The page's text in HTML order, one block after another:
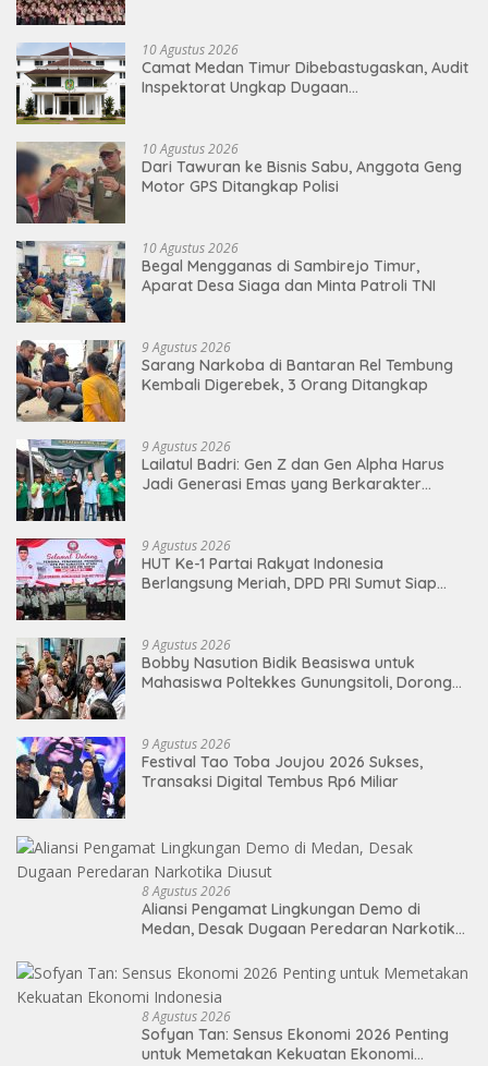
10 Agustus 2026
Camat Medan Timur Dibebastugaskan, Audit
Inspektorat Ungkap Dugaan
10 Agustus 2026
Dari Tawuran ke Bisnis Sabu, Anggota Geng
Motor GPS Ditangkap Polisi
10 Agustus 2026
Begal Mengganas di Sambirejo Timur,
Aparat Desa Siaga dan Minta Patroli TNI
9 Agustus 2026
Sarang Narkoba di Bantaran Rel Tembung
Kembali Digerebek, 3 Orang Ditangkap
9 Agustus 2026
Lailatul Badri: Gen Z dan Gen Alpha Harus
Jadi Generasi Emas yang Berkarakter
9 Agustus 2026
HUT Ke-1 Partai Rakyat Indonesia
Berlangsung Meriah, DPD PRI Sumut Siap
9 Agustus 2026
Bobby Nasution Bidik Beasiswa untuk
Mahasiswa Poltekkes Gunungsitoli, Dorong
9 Agustus 2026
Festival Tao Toba Joujou 2026 Sukses,
Transaksi Digital Tembus Rp6 Miliar
8 Agustus 2026
Aliansi Pengamat Lingkungan Demo di
Medan, Desak Dugaan Peredaran Narkotika
8 Agustus 2026
Sofyan Tan: Sensus Ekonomi 2026 Penting
untuk Memetakan Kekuatan Ekonomi